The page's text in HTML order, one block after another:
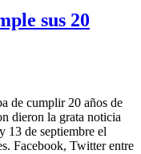
sus 20
de cumplir 20 años de
dieron la grata noticia
13 de septiembre el
Facebook, Twitter entre